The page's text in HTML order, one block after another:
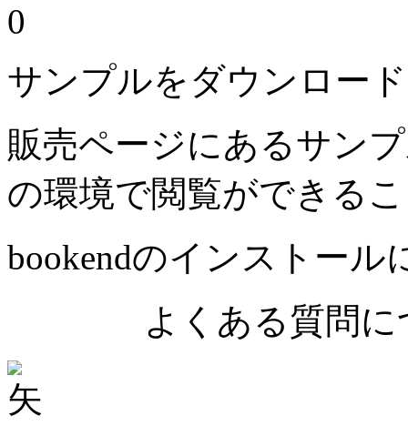
0
サンプルをダウンロー
販売ページにあるサン
の環境で閲覧ができる
bookendのインストール
よくある質問に